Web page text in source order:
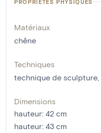
PROPRIÉTÉS PHYSIQUES
Matériaux
chêne
Techniques
technique de sculpture
Dimensions
hauteur: 42 cm
hauteur: 43 cm